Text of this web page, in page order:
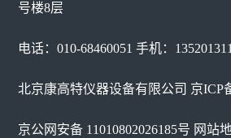
号楼8层
电话：010-68460051 手机：
北京康高特仪器设备有限公司 京ICP
京公网安备 11010802026185号 网站